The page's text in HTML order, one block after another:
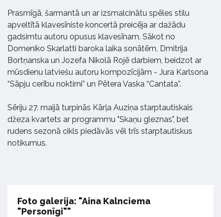
Prasmīgā, šarmantā un ar izsmalcinātu spēles stilu
apveltītā klavesīniste koncertā preicēja ar dažādu
gadsimtu autoru opusus klavesīnam. Sākot no
Domeniko Skarlatti baroka laika sonātēm, Dmitrija
Bortņanska un Jozefa Nikolā Rojē darbiem, beidzot ar
mūsdienu latviešu autoru kompozīcijām - Jura Karlsona
“Sāpju cerību noktirni” un Pētera Vaska “Cantata”.
Sēriju 27. maijā turpinās Kārļa Auziņa starptautiskais
džeza kvartets ar programmu "Skaņu gleznas", bet
rudens sezonā cikls piedāvās vēl trīs starptautiskus
notikumus.
Foto galerija: "Aina Kalnciema
"Personīgi""